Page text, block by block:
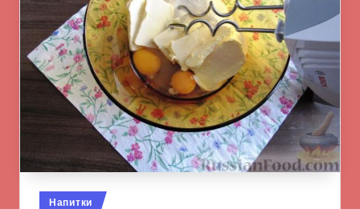
Опубликовано
Напитки